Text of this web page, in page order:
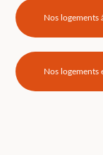
Nos logements
Nos logements